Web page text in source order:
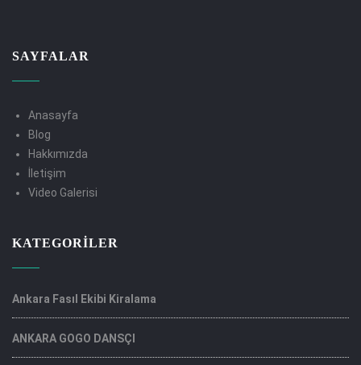
SAYFALAR
Anasayfa
Blog
Hakkımızda
İletişim
Video Galerisi
KATEGORILER
Ankara Fasıl Ekibi Kiralama
ANKARA GOGO DANSÇI